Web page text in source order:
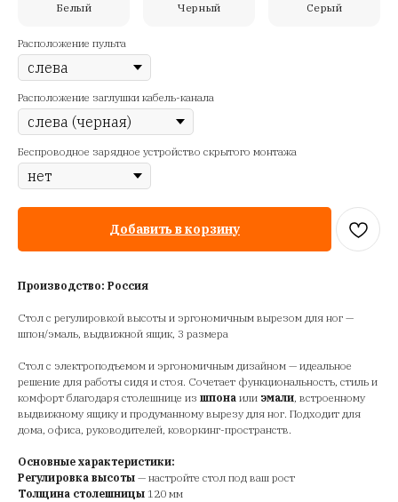
Белый Черный Серый
Расположение пульта
Расположение заглушки кабель-канала
Беспроводное зарядное устройство скрытого монтажа
Добавить в корзину
Производство: Россия
Стол с регулировкой высоты и эргономичным вырезом для ног —
шпон/эмаль, выдвижной ящик, 3 размера
Стол с электроподъемом и эргономичным дизайном — идеальное
решение для работы сидя и стоя. Сочетает функциональность, стиль и
комфорт благодаря столешнице из шпона или эмали, встроенному
выдвижному ящику и продуманному вырезу для ног. Подходит для
дома, офиса, руководителей, коворкинг-пространств.
Основные характеристики:
Регулировка высоты — настройте стол под ваш рост
Толщина столешницы 120 мм